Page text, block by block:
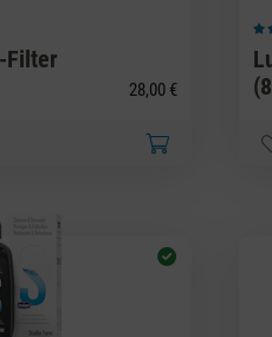
von 5 von 5 Sternen
Filter
28,00 €